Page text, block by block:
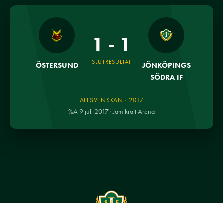
ÖSTERSUND
1 - 1
SLUTRESULTAT
JÖNKÖPINGS
SÖDRA IF
ALLSVENSKAN · 2017
%A 9 juli 2017 · Jämtkraft Arena